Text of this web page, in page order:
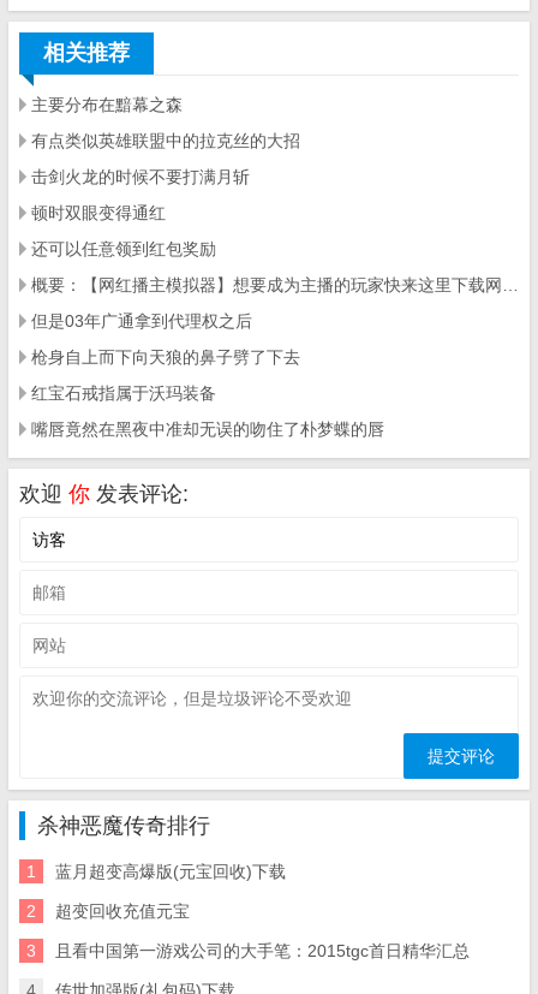
相关推荐
主要分布在黯幕之森
有点类似英雄联盟中的拉克丝的大招
击剑火龙的时候不要打满月斩
顿时双眼变得通红
还可以任意领到红包奖励
但是03年广通拿到代理权之后
枪身自上而下向天狼的鼻子劈了下去
红宝石戒指属于沃玛装备
嘴唇竟然在黑夜中准却无误的吻住了朴梦蝶的唇
欢迎 你 发表评论:
杀神恶魔传奇排行
1 蓝月超变高爆版(元宝回收)下载
2 超变回收充值元宝
3 且看中国第一游戏公司的大手笔：2015tgc首日精华汇总